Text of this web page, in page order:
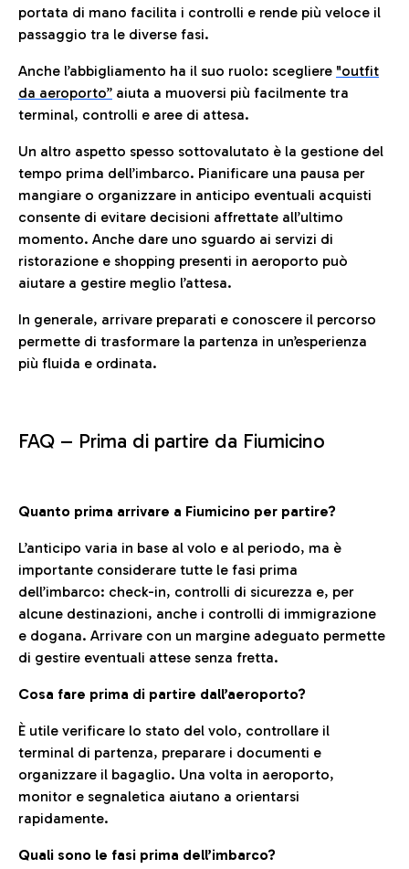
portata di mano facilita i controlli e rende più veloce il
passaggio tra le diverse fasi.
Anche l’abbigliamento ha il suo ruolo: scegliere "outfit
da aeroporto” aiuta a muoversi più facilmente tra
terminal, controlli e aree di attesa.
Un altro aspetto spesso sottovalutato è la gestione del
tempo prima dell’imbarco. Pianificare una pausa per
mangiare o organizzare in anticipo eventuali acquisti
consente di evitare decisioni affrettate all’ultimo
momento. Anche dare uno sguardo ai servizi di
ristorazione e shopping presenti in aeroporto può
aiutare a gestire meglio l’attesa.
In generale, arrivare preparati e conoscere il percorso
permette di trasformare la partenza in un’esperienza
più fluida e ordinata.
FAQ – Prima di partire da Fiumicino
Quanto prima arrivare a Fiumicino per partire?
L’anticipo varia in base al volo e al periodo, ma è
importante considerare tutte le fasi prima
dell’imbarco: check-in, controlli di sicurezza e, per
alcune destinazioni, anche i controlli di immigrazione
e dogana. Arrivare con un margine adeguato permette
di gestire eventuali attese senza fretta.
Cosa fare prima di partire dall’aeroporto?
È utile verificare lo stato del volo, controllare il
terminal di partenza, preparare i documenti e
organizzare il bagaglio. Una volta in aeroporto,
monitor e segnaletica aiutano a orientarsi
rapidamente.
Quali sono le fasi prima dell’imbarco?